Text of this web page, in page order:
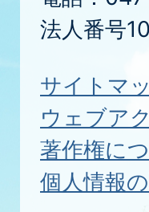
法人番号
サイトマ
ウェブア
著作権に
個人情報